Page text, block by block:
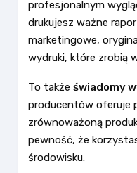
profesjonalnym
drukujesz ważne
marketingowe,
wydruki, które zrobią
To także świadomy
producentów oferuje
zrównoważoną
pewność, że
środowisku.